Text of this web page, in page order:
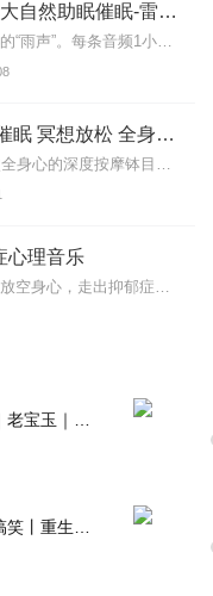
雨声精选（1小时）纯享大自然助眠催眠-雷雨声，下雨
本专辑，是张玎为您千挑万选的“雨声”。每条音频1小时，中间没有打扰。有轻柔细雨、淅淅沥沥；雨滴入水，滴答作响；隐隐雷声，隆隆为伴；流水潺潺，映入耳畔。这里没有音...
行星钵音疗愈全集|深度催眠 冥想放松 全身心深度按摩
2块钱，你能得到什么？▼1次全身心的深度按摩钵目前已广泛地被应用于美容Spa和按摩养生馆的疗程中，许多疗愈师使用铜钵在身体上，发现5分钟铜钵按摩的深度放松，效...
心理音乐
听心灵疗愈音乐，解忧心理，放空身心，走出抑郁症、焦虑症、恐惧症等情绪困扰。疗愈音乐=心灵养生最有效的聆听建议：步骤一、选择安静的环境，闭目静卧或坐。步骤二、根据...